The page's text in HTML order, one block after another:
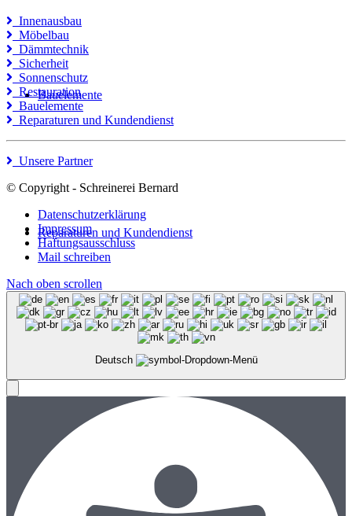
Bauelemente
Reparaturen und Kundendienst
Innenausbau
Möbelbau
Dämmtechnik
Sicherheit
Sonnenschutz
Restauration
Bauelemente
Reparaturen und Kundendienst
Unsere Partner
© Copyright - Schreinerei Bernard
Datenschutzerklärung
Impressum
Haftungsausschluss
Mail schreiben
Nach oben scrollen
Deutsch